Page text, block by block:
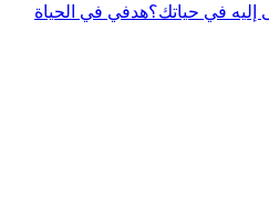
إليه في حياتك؟هدفي في الحياة